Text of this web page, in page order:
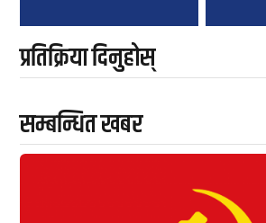
प्रतिक्रिया दिनुहोस्
सम्बन्धित खबर